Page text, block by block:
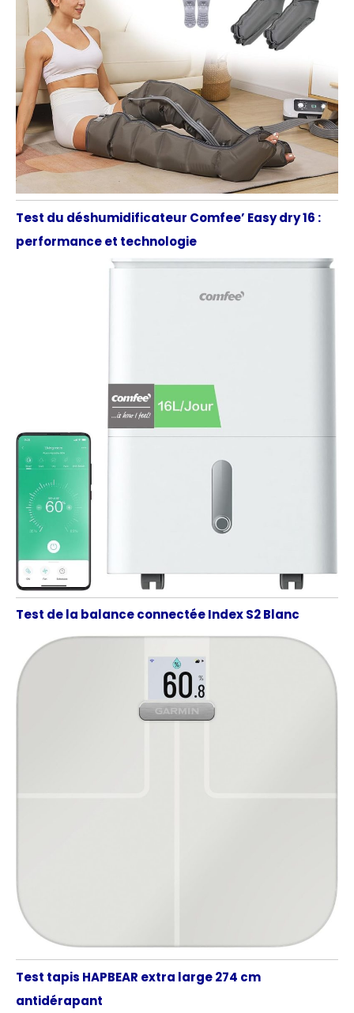
Test du déshumidificateur Comfee’ Easy dry 16 :
performance et technologie
Test de la balance connectée Index S2 Blanc
Test tapis HAPBEAR extra large 274 cm
antidérapant